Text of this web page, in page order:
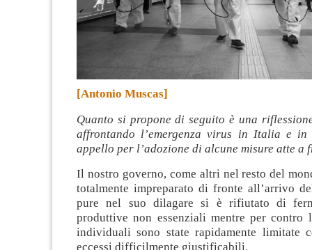
[Antonio Muscas]
Quanto si propone di seguito è una
affrontando l’emergenza virus in Italia e in
appello per l’adozione di alcune misure atte a
Il nostro governo, come altri nel resto del
totalmente impreparato di fronte all’arrivo
pure nel suo dilagare si è rifiutato di
produttive non essenziali mentre per contro
individuali sono state rapidamente limitate
eccessi difficilmente giustificabili.